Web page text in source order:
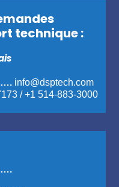
technique :
info@dsptech.com
/+1 514-883-3000